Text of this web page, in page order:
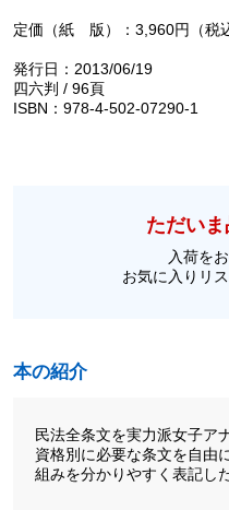
定価（紙 版）：3,960円（税
発行日：2013/06/19
四六判 / 96頁
ISBN：978-4-502-07290-1
ただい
入荷を
お気に入りリ
本の紹介
民法全条文を実力派女子ア
資格別に必要な条文を自由
組みを分かりやすく表記し